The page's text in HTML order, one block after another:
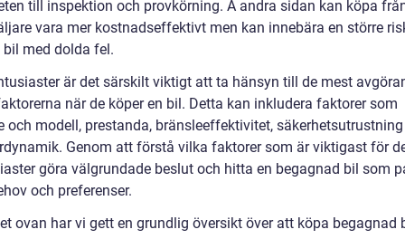
till inspektion och provkörning. Å andra sidan kan köpa
vara mer kostnadseffektivt men kan innebära en större
bil med dolda fel.
är det särskilt viktigt att ta hänsyn till de mest
när de köper en bil. Detta kan inkludera faktorer som
och modell, prestanda, bränsleeffektivitet,
Genom att förstå vilka faktorer som är viktigast för
göra välgrundade beslut och hitta en begagnad bil som
och preferenser.
ovan har vi gett en grundlig översikt över att köpa begagnad